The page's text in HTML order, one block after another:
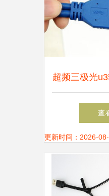
超频三极光
配件
查
更新时间：2026-